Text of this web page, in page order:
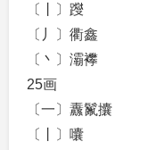
〔丨〕躞
〔丿〕衢鑫
〔丶〕灞襻
25画
〔一〕纛鬣攮
〔丨〕囔